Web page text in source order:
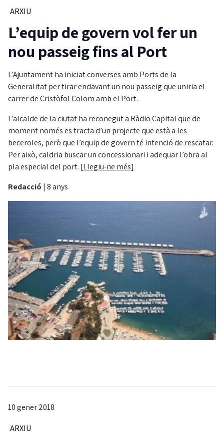
ARXIU
L’equip de govern vol fer un
nou passeig fins al Port
L’Ajuntament ha iniciat converses amb Ports de la
Generalitat per tirar endavant un nou passeig que uniria el
carrer de Cristòfol Colom amb el Port.
L’alcalde de la ciutat ha reconegut a Ràdio Capital que de
moment només es tracta d’un projecte que està a les
beceroles, però que l’equip de govern té intenció de rescatar.
Per això, caldria buscar un concessionari i adequar l’obra al
pla especial del port. [Llegiu-ne més]
Redacció | 8 anys
10 gener 2018
ARXIU